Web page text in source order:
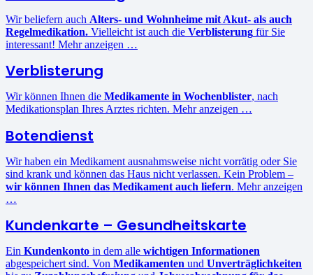
Wir beliefern auch Alters- und Wohnheime mit Akut- als auch
Regelmedikation. Vielleicht ist auch die Verblisterung für Sie
interessant! Mehr anzeigen …
Verblisterung
Wir können Ihnen die Medikamente in Wochenblister, nach
Medikationsplan Ihres Arztes richten. Mehr anzeigen …
Botendienst
Wir haben ein Medikament ausnahmsweise nicht vorrätig oder Sie
sind krank und können das Haus nicht verlassen. Kein Problem –
wir können Ihnen das Medikament auch liefern. Mehr anzeigen
…
Kundenkarte – Gesundheitskarte
Ein Kundenkonto in dem alle wichtigen Informationen
abgespeichert sind. Von Medikamenten und Unverträglichkeiten